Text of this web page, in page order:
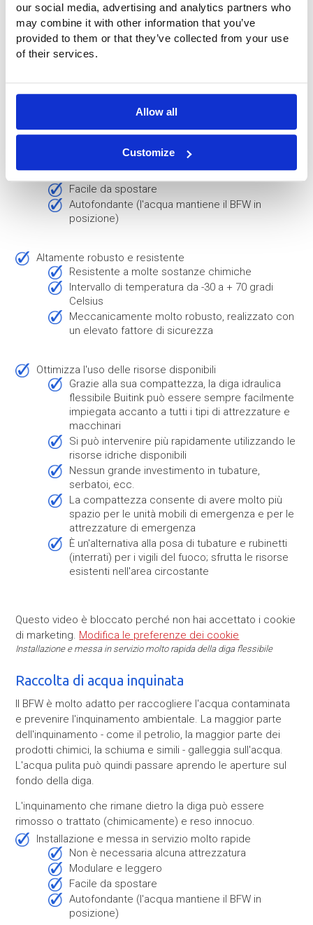
our social media, advertising and analytics partners who
may combine it with other information that you’ve
provided to them or that they’ve collected from your use
of their services.
Allow all
Customize
Può trattarsi di aree urbane, di zone remote, di catene
montuose e persino di foreste; basta un piccolo fiume, un
torrente o un ruscello per creare una riserva d'acqua
adatta a prelevare l'acqua antincendio e a combattere un
Per quanto riguarda la creazione di una riserva d'acqua
antincendio, la nostra barriera idrica flessibile presenta i
seguenti vantaggi:
non è necessaria alcuna attrezzatura
modulare e leggero
facile da spostare
autofondante (l'acqua mantiene il BFW in
posizione)
altamente robusto e resistente
resistente a molte sostanze chimiche
intervallo di temperatura da -30 a + 70 gradi
Celsius
meccanicamente molto robusto, realizzato con
un elevato fattore di sicurezza
Ottimizza l'uso delle risorse disponibili
grazie alla sua compattezza, la diga idraulica
flessibile Buitink può essere sempre facilmente
impiegata accanto a tutti i tipi di attrezzature e
macchinari
si può intervenire più rapidamente utilizzando le
risorse idriche disponibili
nessun grande investimento in tubature,
serbatoi, ecc.
la compattezza consente di avere molto più
spazio per le unità mobili di emergenza e per le
attrezzature di emergenza
è un'alternativa alla posa di tubature e rubinetti
(interrati) per i vigili del fuoco; sfrutta le risorse
esistenti nell'area circostante
Questo video è bloccato perché non hai accettato i cookie
di marketing. Modifica le preferenze dei cookie
Installazione e messa in servizio molto rapida della diga flessibile
Raccolta di acqua inquinata
Il BFW è molto adatto per raccogliere l'acqua contaminata
e prevenire l'inquinamento ambientale. La maggior parte
dell'inquinamento - come il petrolio, la maggior parte dei
prodotti chimici, la schiuma e simili - galleggia sull'acqua.
L'acqua pulita può quindi passare aprendo le aperture sul
fondo della diga.
L'inquinamento che rimane dietro la diga può essere
rimosso o trattato (chimicamente) e reso innocuo.
Installazione e messa in servizio molto rapide
non è necessaria alcuna attrezzatura
modulare e leggero
facile da spostare
autofondante (l'acqua mantiene il BFW in
posizione)